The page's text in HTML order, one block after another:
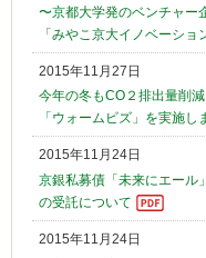
〜京都大学発のベンチャー
「みやこ京大イノベーショ
2015年11月27日
今年の冬もCO２排出量削
「ウォームビズ」を実施し
2015年11月24日
京銀私募債「未来にエール
の受託について
2015年11月24日